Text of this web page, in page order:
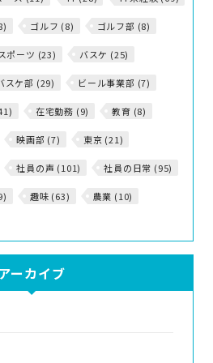
ゴルフ (8) ゴルフ部 (8)
スポーツ (23) バスケ (25)
スケ部 (29) ビール事業部 (7)
在宅勤務 (9) 教育 (8)
映画部 (7) 東京 (21)
社員の声 (101) 社員の日常 (95)
趣味 (63) 農業 (10)
アーカイブ